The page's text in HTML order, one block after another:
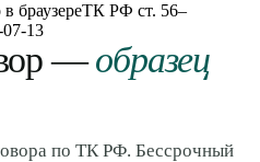
браузереТК РФ ст. 56–
07-13
—образец
по ТК РФ. Бессрочный